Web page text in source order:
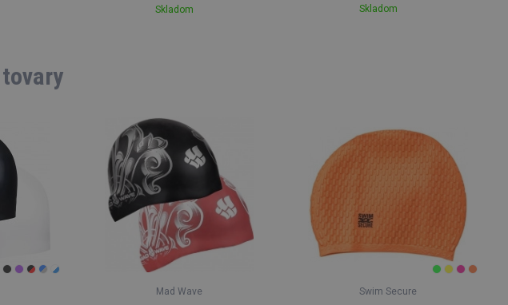
Skladom Skladom
Mad Wave Swim Secure